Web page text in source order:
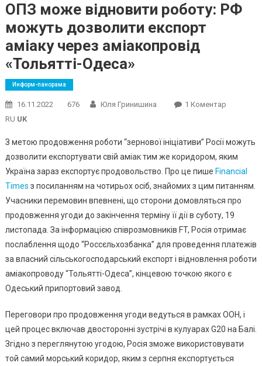
ОПЗ може відновити роботу: РФ
можуть дозволити експорт
аміаку через аміакопровід
«Тольятті-Одеса»
Информ-панорама
16.11.2022 676 Юля Гринишина 1 КоментарДо
Відновити
Роботу:
РФ
Можуть
Експорт
«Тольятті-
Одеса»
RU UK
З метою продовження роботи “зернової ініціативи” Росії можуть
дозволити експортувати свій аміак тим же коридором, яким
Україна зараз експортує продовольство. Про це пише Financial
Times з посиланням на чотирьох осіб, знайомих з цим питанням.
Учасники перемовин впевнені, що сторони домовляться про
продовження угоди до закінчення терміну її дії в суботу, 19
листопада. За інформацією співрозмовників FT, Росія отримає
послаблення щодо “Россєльхозбанка” для проведення платежів
за власний сільськогосподарський експорт і відновлення роботи
аміакопроводу “Тольятті-Одеса”, кінцевою точкою якого є
Одеський припортовий завод.
Переговори про продовження угоди ведуться в рамках ООН, і
цей процес включав двосторонні зустрічі в кулуарах G20 на Балі.
Згідно з переглянутою угодою, Росія зможе використовувати
той самий морський коридор, яким з серпня експортується